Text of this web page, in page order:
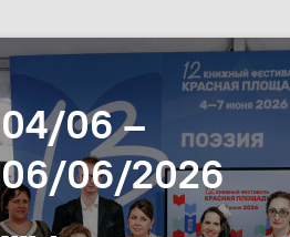
04/06 –
06/06/2026